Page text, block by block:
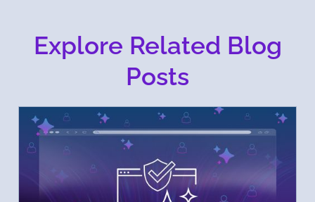
Explore Related Blog
Posts